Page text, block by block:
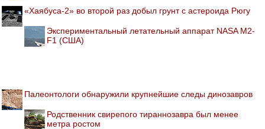
«Хаябуса-2» во второй раз добыл грунт с астероида Рюгу
Экспериментальный летательный аппарат NASA M2-
F1 (США)
Палеонтологи обнаружили крупнейшие следы динозавров
Родственник свирепого тираннозавра был менее
метра ростом